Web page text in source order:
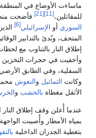
ماساءت الأوضاع في المنطقة
للمقاتلين،[11]
[21] فأضحت
السوري أو الإسرائيلي[6]
المتحف، وبُدئ بالتدابير
إطلاق النار بالتناوب مع
وأخفيت في حجرات
السفلية، وفي الطابق
وكانت التماثيل والنعوش
الأثقل مغطاة بالخشب و
عندما أُعلن وقف إطلاق النار
بمياه الأمطار وأُصيبت
بتغطية الجدران الداخلية